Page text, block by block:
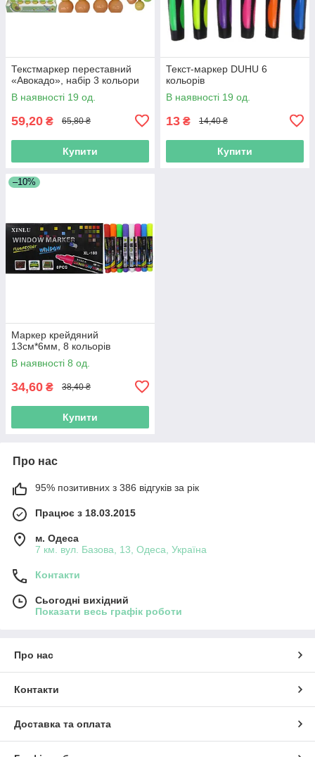
Текстмаркер переставний
«Авокадо», набір 3 кольори
В наявності 19 од.
59,20 ₴ 65,80 ₴
Купити
Текст-маркер DUHU 6
кольорів
В наявності 19 од.
13 ₴ 14,40 ₴
Купити
–10%
Маркер крейдяний
13см*6мм, 8 кольорів
В наявності 8 од.
34,60 ₴ 38,40 ₴
Купити
Про нас
95% позитивних з 386 відгуків за рік
Працює з 18.03.2015
м. Одеса
7 км. вул. Базова, 13, Одеса, Україна
Контакти
Сьогодні вихідний
Показати весь графік роботи
Про нас
Контакти
Доставка та оплата